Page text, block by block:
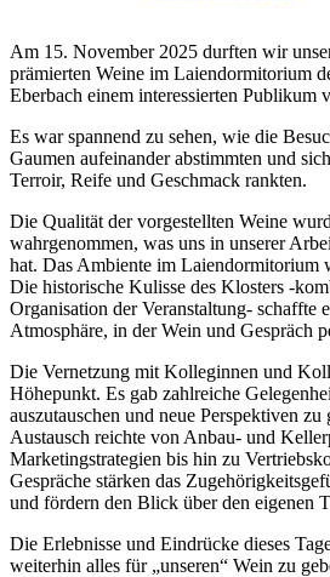
Am 15. November 2025 durften wir
prämierten Weine im Laiendormitorium
Eberbach einem interessierten Publikum
Es war spannend zu sehen, wie die
Gaumen aufeinander abstimmten und
Terroir, Reife und Geschmack rankten.
Die Qualität der vorgestellten Weine
wahrgenommen, was uns in unserer
hat. Das Ambiente im Laiendormitorium
Die historische Kulisse des Klosters -
Organisation der Veranstaltung- schaffte
Atmosphäre, in der Wein und Gespräch
Die Vernetzung mit Kolleginnen und
Höhepunkt. Es gab zahlreiche
auszutauschen und neue Perspektiven
Austausch reichte von Anbau- und
Marketingstrategien bis hin zu
Gespräche stärken das
und fördern den Blick über den eigenen
Die Erlebnisse und Eindrücke dieses
weiterhin alles für „unseren“ Wein zu